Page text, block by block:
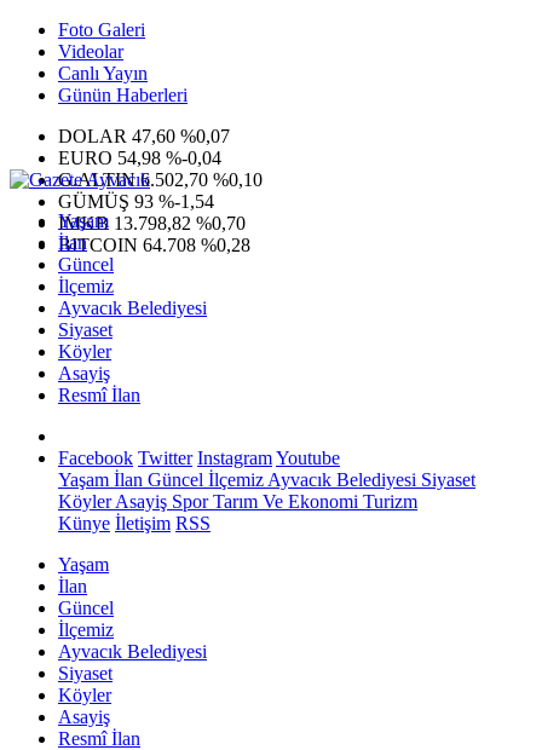
Foto Galeri
Videolar
Canlı Yayın
Günün Haberleri
DOLAR 47,60 %0,07
EURO 54,98 %-0,04
G.ALTIN6.502,70 %0,10
GÜMÜŞ 93 %-1,54
IMKB 13.798,82 %0,70
BITCOIN 64.708 %0,28
Yaşam
İlan
Güncel
İlçemiz
Ayvacık Belediyesi
Siyaset
Köyler
Asayiş
Resmî İlan
Facebook Twitter InstagramYoutube
Yaşam İlan Güncel İlçemiz Ayvacık Belediyesi Siyaset
KöylerAsayiş SporTarım Ve Ekonomi Turizm
Künye İletişim RSS
Yaşam
İlan
Güncel
İlçemiz
Ayvacık Belediyesi
Siyaset
Köyler
Asayiş
Resmî İlan